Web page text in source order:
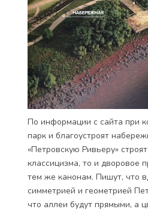
По информации с сайта при
парк и благоустроят
«Петровскую Ривьеру»
классицизма, то и дворовое
тем же канонам. Пишут, что
симметрией и геометрией
что аллеи будут прямыми, а